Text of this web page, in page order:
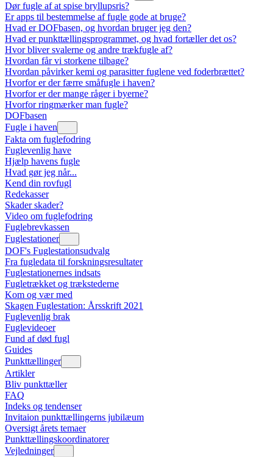
Dør fugle af at spise bryllupsris?
Er apps til bestemmelse af fugle gode at bruge?
Hvad er DOFbasen, og hvordan bruger jeg den?
Hvad er punkttællingsprogrammet, og hvad fortæller det os?
Hvor bliver svalerne og andre trækfugle af?
Hvordan får vi storkene tilbage?
Hvordan påvirker kemi og parasitter fuglene ved foderbrættet?
Hvorfor er der færre småfugle i haven?
Hvorfor er der mange råger i byerne?
Hvorfor ringmærker man fugle?
DOFbasen
Fugle i haven
Fakta om fuglefodring
Fuglevenlig have
Hjælp havens fugle
Hvad gør jeg når...
Kend din rovfugl
Redekasser
Skader skader?
Video om fuglefodring
Fuglebrevkassen
Fuglestationer
DOF's Fuglestationsudvalg
Fra fugledata til forskningsresultater
Fuglestationernes indsats
Fugletrækket og trækstederne
Kom og vær med
Skagen Fuglestation: Årsskrift 2021
Fuglevenlig brak
Fuglevideoer
Fund af død fugl
Guides
Punkttællinger
Artikler
Bliv punkttæller
FAQ
Indeks og tendenser
Invitaion punkttællingerns jubilæum
Oversigt årets temaer
Punkttællingskoordinatorer
Vejledninger